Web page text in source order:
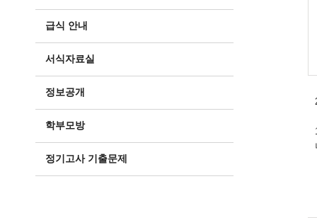
급식 안내
서식자료실
정보공개
학부모방
정기고사 기출문제